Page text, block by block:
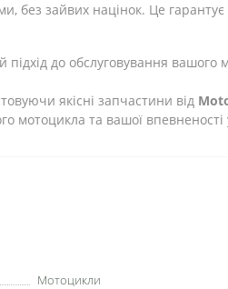
зайвих націнок. Це гарантує
до обслуговування
якісні запчастини від
та вашої впевненості
Мотоцикли